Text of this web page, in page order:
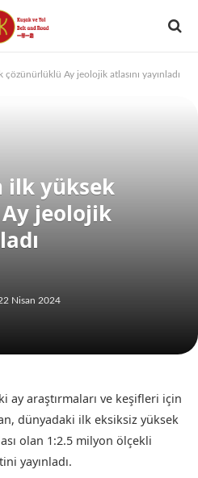
Ay jeolojik atlasını yayınladı
ilk yüksek
jeolojik
Nisan 2024
ay araştırmaları ve keşifleri için
dünyadaki ilk eksiksiz yüksek
olan 1:2.5 milyon ölçekli
yayınladı.